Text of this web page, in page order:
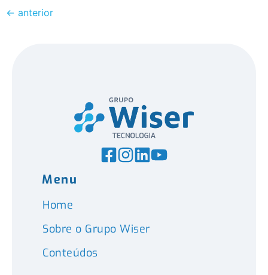
← anterior
Menu
Home
Sobre o Grupo Wiser
Conteúdos